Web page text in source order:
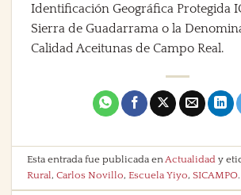
Identificación Geográfica Protegida
Sierra de Guadarrama o la
Calidad Aceitunas de Campo Real.
Esta entrada fue publicada enActualidad y
Rural,Carlos Novillo,Escuela Yiyo,SICAMPO.